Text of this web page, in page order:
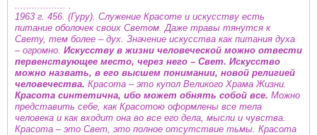
1963 г. 456. (Гуру). Служение Красоте и искусству есть
питание оболочек своих Светом. Даже травы тянутся к
Свету, тем более – дух. Значение искусства как питания духа
– огромно. Искусству в жизни человеческой можно отвести
первенствующее место, через него – Свет. Искусство
можно назвать, в его высшем понимании, новой религией
человечества. Красота – это купол Великого Храма Жизни.
Красота синтетична, ибо может обнять собой все. Можно
представить себе, как Красотою оформлены все тела
человека и как входит она во все его дела, мысли и чувства.
Красота – это Свет, это полное отсутствие тьмы. Красота